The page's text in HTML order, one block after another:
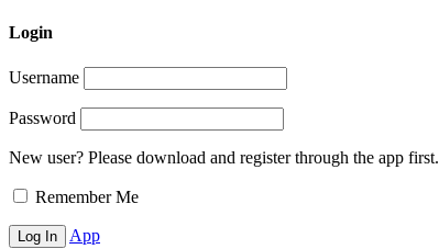
Login
Username
Password
New user? Please download and register through the app first.
Remember Me
App